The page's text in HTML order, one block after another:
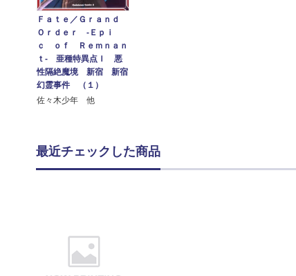
Ｆａｔｅ／Ｇｒａｎｄ
Ｏｒｄｅｒ ‐Ｅｐｉ
ｃ ｏｆ Ｒｅｍｎａｎ
ｔ‐ 亜種特異点Ｉ 悪
性隔絶魔境 新宿 新宿
幻霊事件 （１）
佐々木少年 他
最近チェックした商品